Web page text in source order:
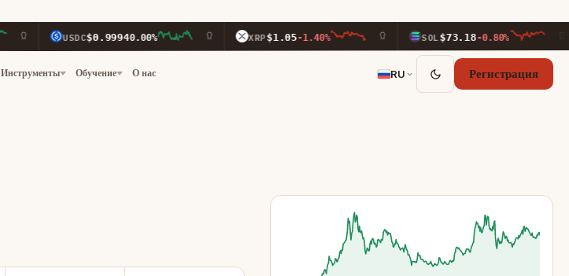
USDC $0.99940.00% XRP $1.05-1.40% SOL $73.18-0.80%
Инструменты Обучение О нас RU Регистрация